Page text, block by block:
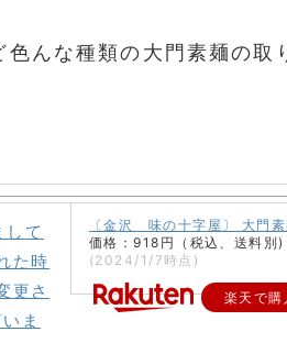
色んな種類の大門素麺の
〔金沢 味の十字屋〕 大門素
価格：918円（税込、送料別)
(2024/1/7時点)
楽天で購